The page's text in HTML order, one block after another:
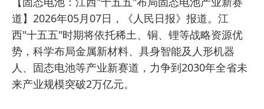
道】2026年05月07日，《人民日报》报道。江
西"十五五"时期将依托稀土、铜、锂等战略资源优
势，科学布局金属新材料、具身智能及人形机器
人、固态电池等产业新赛道，力争到2030年全省未
来产业规模突破2万亿元。